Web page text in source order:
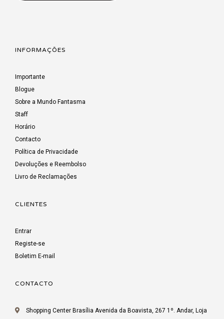
INFORMAÇÕES
Importante
Blogue
Sobre a Mundo Fantasma
Staff
Horário
Contacto
Política de Privacidade
Devoluções e Reembolso
Livro de Reclamações
CLIENTES
Entrar
Registe-se
Boletim E-mail
CONTACTO
Shopping Center Brasília Avenida da Boavista, 267 1º. Andar, Loja